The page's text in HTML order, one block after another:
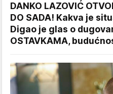
DANKO LAZOVIĆ
DO SADA! Kakva je
Digao je glas o
OSTAVKAMA,